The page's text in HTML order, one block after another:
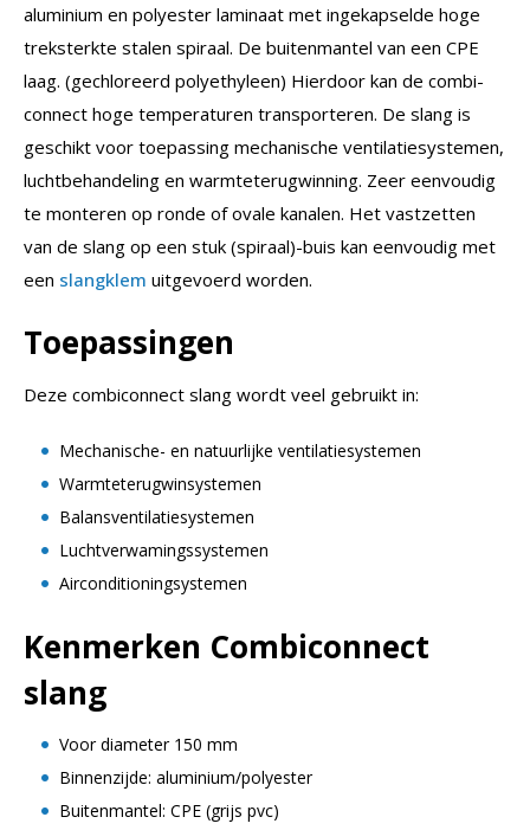
aluminium en polyester laminaat met ingekapselde hoge
treksterkte stalen spiraal. De buitenmantel van een CPE
laag. (gechloreerd polyethyleen) Hierdoor kan de combi-
connect hoge temperaturen transporteren. De slang is
geschikt voor toepassing mechanische ventilatiesystemen,
luchtbehandeling en warmteterugwinning. Zeer eenvoudig
te monteren op ronde of ovale kanalen. Het vastzetten
van de slang op een stuk (spiraal)-buis kan eenvoudig met
een slangklem uitgevoerd worden.
Toepassingen
Deze combiconnect slang wordt veel gebruikt in:
Mechanische- en natuurlijke ventilatiesystemen
Warmteterugwinsystemen
Balansventilatiesystemen
Luchtverwamingssystemen
Airconditioningsystemen
Kenmerken Combiconnect
slang
Voor diameter 150 mm
Binnenzijde: aluminium/polyester
Buitenmantel: CPE (grijs pvc)